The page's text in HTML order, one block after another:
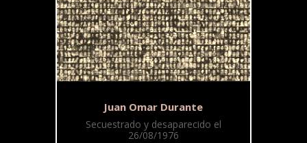
Juan Omar Durante
Secuestrado y desaparecido el
26/08/1976